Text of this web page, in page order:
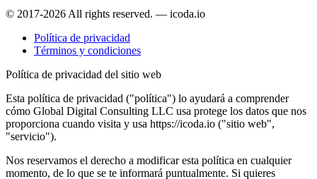
© 2017-2026 All rights reserved. — icoda.io
Política de privacidad
Términos y condiciones
Política de privacidad del sitio web
Esta política de privacidad ("política") lo ayudará a comprender
cómo Global Digital Consulting LLC usa protege los datos que nos
proporciona cuando visita y usa https://icoda.io ("sitio web",
"servicio").
Nos reservamos el derecho a modificar esta política en cualquier
momento, de lo que se te informará puntualmente. Si quieres